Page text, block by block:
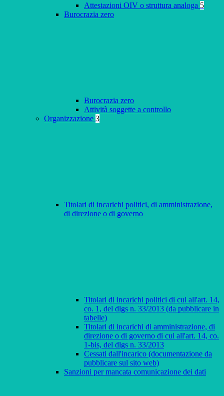
Attestazioni OIV o struttura analoga 5
Burocrazia zero
Burocrazia zero
Attività soggette a controllo
Organizzazione 3
Titolari di incarichi politici, di amministrazione,
di direzione o di governo
Titolari di incarichi politici di cui all'art. 14,
co. 1, del dlgs n. 33/2013 (da pubblicare in
tabelle)
Titolari di incarichi di amministrazione, di
direzione o di governo di cui all'art. 14, co.
1-bis, del dlgs n. 33/2013
Cessati dall'incarico (documentazione da
pubblicare sul sito web)
Sanzioni per mancata comunicazione dei dati